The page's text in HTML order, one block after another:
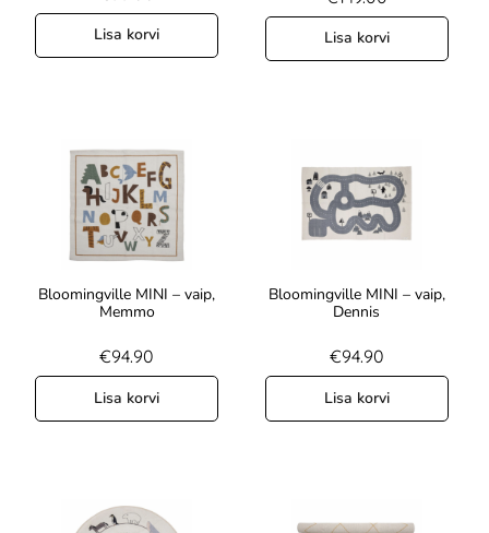
Lisa korvi Lisa korvi
Bloomingville MINI – vaip,
Memmo
€94.90
Lisa korvi
Bloomingville MINI – vaip,
Dennis
€94.90
Lisa korvi